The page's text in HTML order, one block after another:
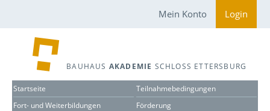
Mein Konto Login
BAUHAUS AKADEMIE SCHLOSS ETTERSBURG
Startseite
Fort- und Weiterbildungen
Teilnahmebedingungen
Förderung